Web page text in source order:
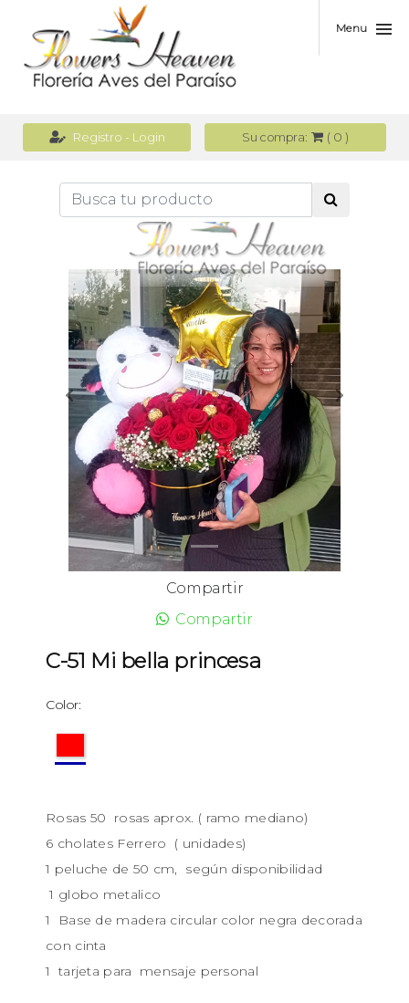
Menu
Registro - Login Su compra: ( 0 )
Compartir
Compartir
C-51 Mi bella princesa
Color:
Rosas 50 rosas aprox. ( ramo mediano)
6 cholates Ferrero ( unidades)
1 peluche de 50 cm, según disponibilidad
1 globo metalico
1 Base de madera circular color negra decorada
con cinta
1 tarjeta para mensaje personal